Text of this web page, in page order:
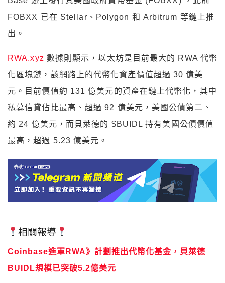
FOBXX 已在 Stellar、Polygon 和 Arbitrum 等鏈上推
出。
RWA.xyz 數據則顯示，以太坊是目前最大的 RWA 代幣
化區塊鏈，該網路上的代幣化資產價值超過 30 億美
元。目前價值約 131 億美元的資產在鏈上代幣化，其中
私募信貸佔比最高、超過 92 億美元，美國公債第二、
約 24 億美元，而貝萊德的 $BUIDL 持有美國公債價值
最高，超過 5.23 億美元。
相關報導
Coinbase進軍RWA》計劃推出代幣化基金，貝萊德
BUIDL規模已突破5.2億美元